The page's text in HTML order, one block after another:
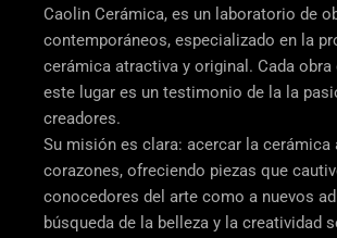
Caolin Cerámica, es un laboratorio de
contemporáneos, especializado en la
cerámica atractiva y original. Cada obra
este lugar es un testimonio de la la
creadores.
Su misión es clara: acercar la cerámica
corazones, ofreciendo piezas que
conocedores del arte como a nuevos
búsqueda de la belleza y la creatividad